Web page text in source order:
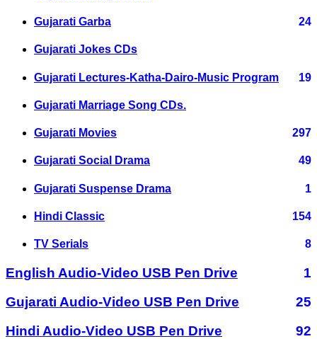
Gujarati Garba 24
Gujarati Jokes CDs
Gujarati Lectures-Katha-Dairo-Music Program 19
Gujarati Marriage Song CDs.
Gujarati Movies 297
Gujarati Social Drama 49
Gujarati Suspense Drama 1
Hindi Classic 154
TV Serials 8
English Audio-Video USB Pen Drive
1
Gujarati Audio-Video USB Pen Drive
25
Hindi Audio-Video USB Pen Drive
92